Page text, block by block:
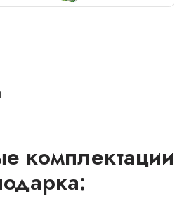
комплектации